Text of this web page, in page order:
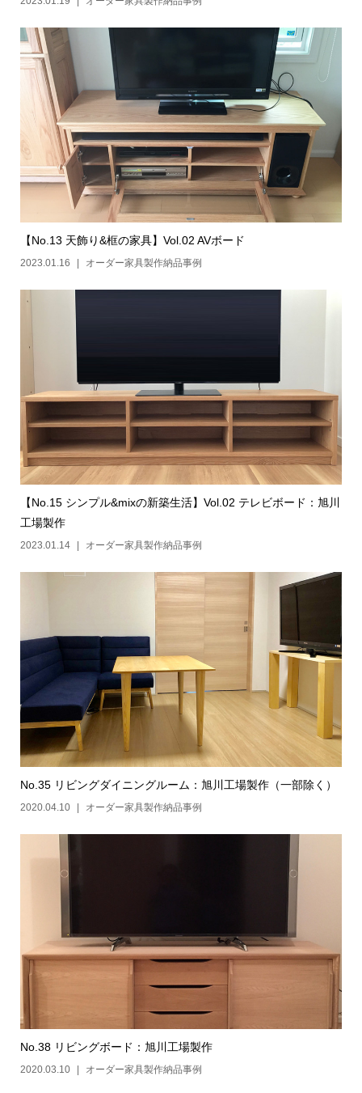
【No.13 天飾り&框の家具】Vol.02 AVボード
2023.01.16 オーダー家具製作納品事例
【No.15 シンプル&mixの新築生活】Vol.02 テレビボード：旭川
工場製作
2023.01.14 オーダー家具製作納品事例
No.35 リビングダイニングルーム：旭川工場製作（一部除く）
2020.04.10 オーダー家具製作納品事例
No.38 リビングボード：旭川工場製作
2020.03.10 オーダー家具製作納品事例